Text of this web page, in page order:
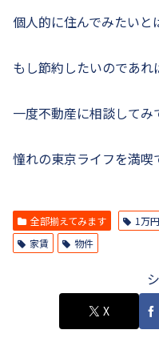
個人的に住んでみたいと
もし節約したいのであれ
一度不動産に相談してみ
憧れの東京ライフを満喫
全部揃えてみます 1万円
家賃
物件
X